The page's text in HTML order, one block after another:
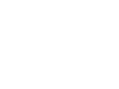
Francisco Aquino, quien
Guasdualito y trabaja en
primero llaman, pero
que conocía a un músico
quien suministra el